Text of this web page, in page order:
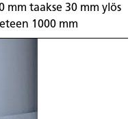
mm taakse 30 mm ylös
1000 mm